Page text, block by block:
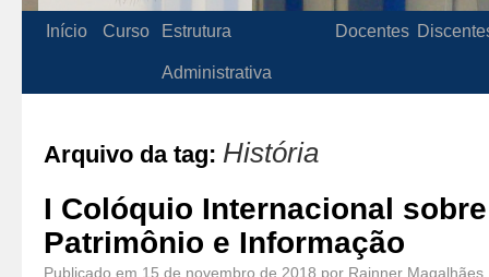
Início Curso Estrutura
Administrativa
Docentes
Arquivo da tag: História
I Colóquio Internacional
Patrimônio e Informação
Publicado em 15 de novembro de 2018 por Rainner Magalhães